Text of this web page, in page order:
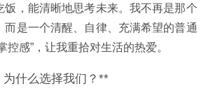
饭，能清晰地思考未来。我不再是那个
而是一个清醒、自律、充满希望的普通
控感”，让我重拾对生活的热爱。
为什么选择我们？**